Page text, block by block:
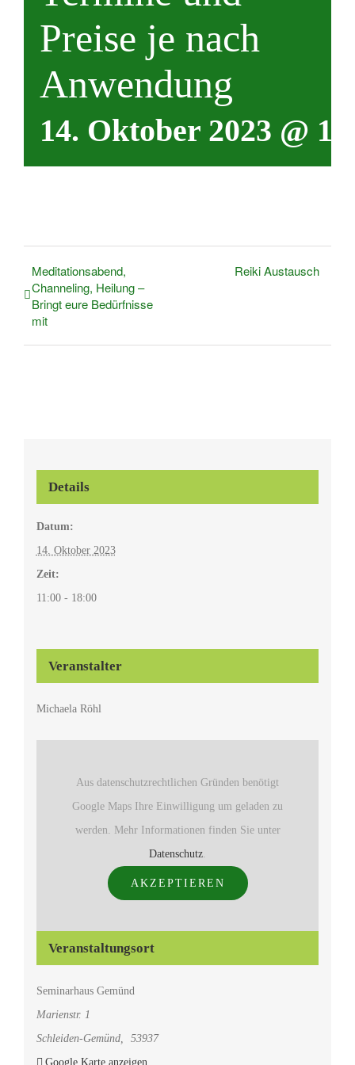
Preise je nach
Anwendung
14. Oktober 2023 @
Meditationsabend,
Channeling, Heilung –
Bringt eure Bedürfnisse
mit
Reiki Austausch
Details
Datum:
14. Oktober 2023
Zeit:
11:00 - 18:00
Veranstalter
Michaela Röhl
Veranstaltungsort
Seminarhaus Gemünd
Marienstr. 1
Schleiden-Gemünd,
53937
Google Karte anzeigen
Aus datenschutzrechtlichen Gründen benötigt
Google Maps Ihre Einwilligung um geladen zu
werden. Mehr Informationen finden Sie unter
Datenschutz.
AKZEPTIEREN